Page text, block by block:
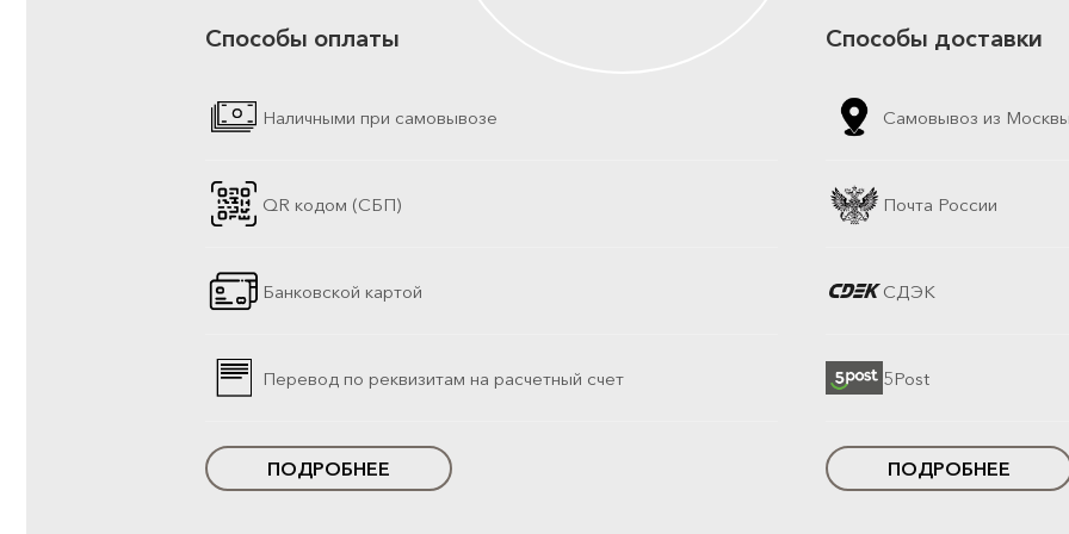
Способы оплаты
Наличными при самовывозе
QR кодом (СБП)
Банковской картой
Перевод по реквизитам на расчетный счет
ПОДРОБНЕЕ
Способы доставки
Самовывоз из
Почта России
СДЭК
5Post
ПОДРОБНЕЕ